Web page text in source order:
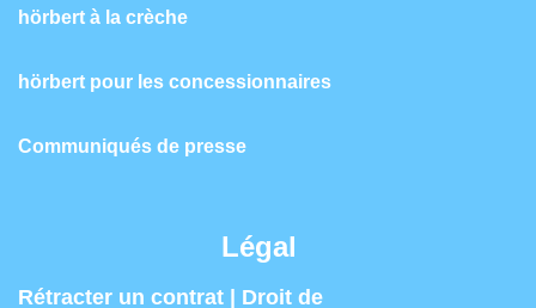
hörbert à la crèche
hörbert pour les concessionnaires
Communiqués de presse
Légal
Rétracter un contrat | Droit de